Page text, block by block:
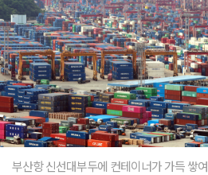
부산항 신선대부두에 컨테이너가 가득 쌓